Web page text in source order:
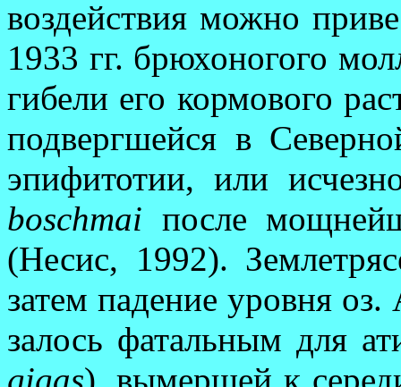
воздействия можно
1933 гг. брюхоногого
гибели его кормового
подвергшейся в
эпи­фи­тотии, или
boschmai после
(Несис, 1992).
затем падение уровня
залось фаталь­ным для